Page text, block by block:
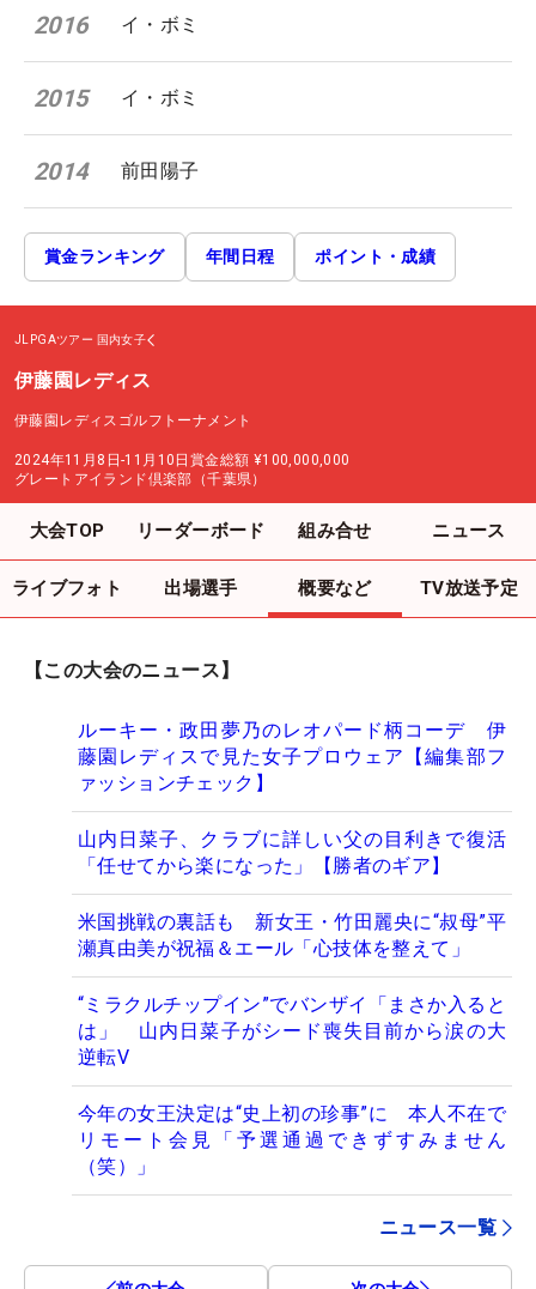
2016 イ・ボミ
2015 イ・ボミ
2014 前田陽子
賞金ランキング 年間日程 ポイント・成績
JLPGAツアー 国内女子
伊藤園レディス
伊藤園レディスゴルフトーナメント
2024年11月8日-11月10日 賞金総額 ¥100,000,000
グレートアイランド倶楽部（千葉県）
大会TOP リーダーボード 組み合せ ニュース
ライブフォト 出場選手 概要など TV放送予定
【この大会のニュース】
ルーキー・政田夢乃のレオパード柄コーデ 伊
藤園レディスで見た女子プロウェア【編集部フ
ァッションチェック】
山内日菜子、クラブに詳しい父の目利きで復活
「任せてから楽になった」【勝者のギア】
米国挑戦の裏話も 新女王・竹田麗央に“叔母”平
瀬真由美が祝福＆エール「心技体を整えて」
“ミラクルチップイン”でバンザイ「まさか入ると
は」 山内日菜子がシード喪失目前から涙の大
逆転V
今年の女王決定は“史上初の珍事”に 本人不在で
リモート会見「予選通過できずすみません
（笑）」
ニュース一覧